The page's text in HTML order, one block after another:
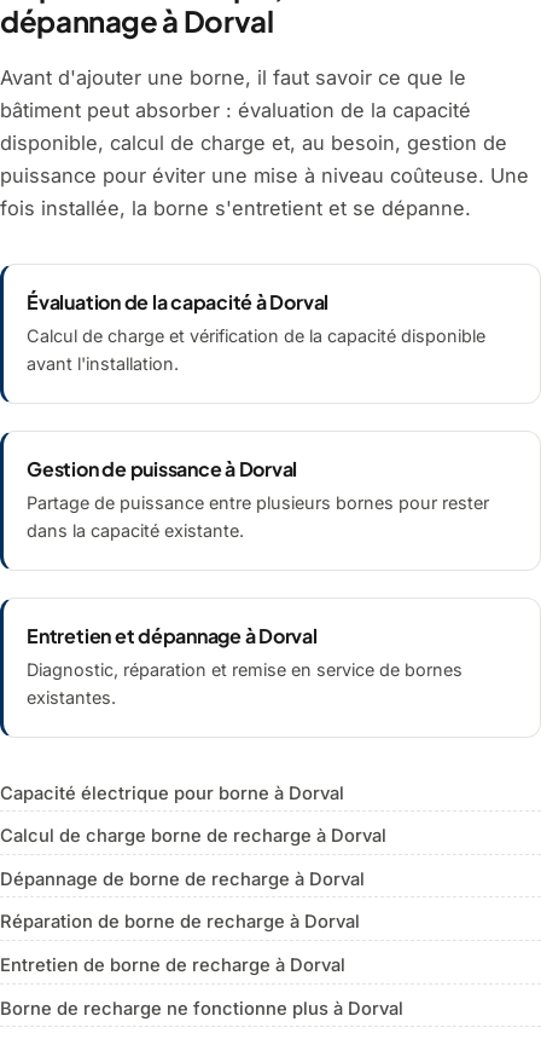
dépannage à Dorval
Avant d'ajouter une borne, il faut savoir ce que le
bâtiment peut absorber : évaluation de la capacité
disponible, calcul de charge et, au besoin, gestion de
puissance pour éviter une mise à niveau coûteuse. Une
fois installée, la borne s'entretient et se dépanne.
Évaluation de la capacité à Dorval
Calcul de charge et vérification de la capacité disponible
avant l'installation.
Gestion de puissance à Dorval
Partage de puissance entre plusieurs bornes pour rester
dans la capacité existante.
Entretien et dépannage à Dorval
Diagnostic, réparation et remise en service de bornes
existantes.
Capacité électrique pour borne à Dorval
Calcul de charge borne de recharge à Dorval
Dépannage de borne de recharge à Dorval
Réparation de borne de recharge à Dorval
Entretien de borne de recharge à Dorval
Borne de recharge ne fonctionne plus à Dorval